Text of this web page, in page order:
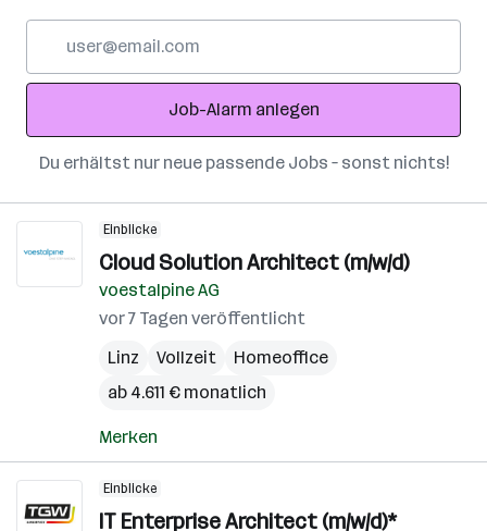
Adresse
Job-Alarm anlegen
Du erhältst nur neue passende Jobs – sonst nichts!
Einblicke
Cloud Solution Architect (m/w/d)
voestalpine AG
vor 7 Tagen veröffentlicht
Linz
Vollzeit
Homeoffice
ab 4.611 € monatlich
Merken
Einblicke
IT Enterprise Architect (m/w/d)*